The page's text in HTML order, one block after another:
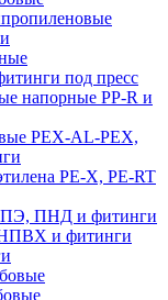
под пресс
напорные PP-R и
PEX-AL-PEX,
PE-X, PE-RT
ПЭ, ПНД и фитинги
и фитинги